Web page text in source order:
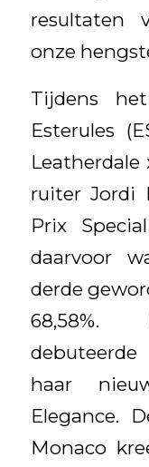
resultaten
onze
Tijdens
Esterules
ruiter Jordi
Prix
daarvoor
derde
68,58%.
haar
Elegance.
Monaco